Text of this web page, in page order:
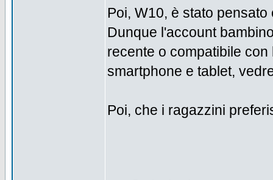
Poi, W10, è stato
Dunque l'account
recente o compatibile
smartphone e tablet,
Poi, che i ragazzini